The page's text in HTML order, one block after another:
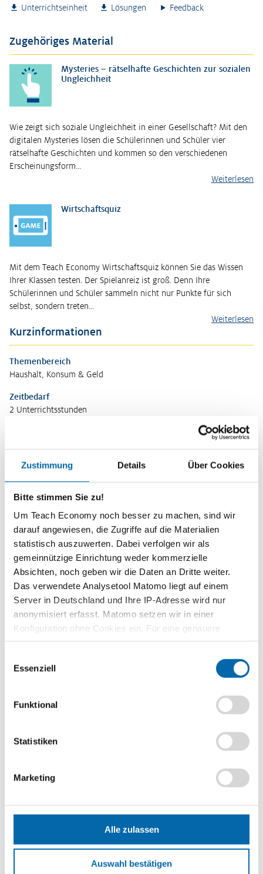
Zustimmung Details Über Cookies
Bitte stimmen Sie zu!
Um Teach Economy noch besser zu machen, sind wir
darauf angewiesen, die Zugriffe auf die Materialien
statistisch auszuwerten. Dabei verfolgen wir als
gemeinnützige Einrichtung weder kommerzielle
Absichten, noch geben wir die Daten an Dritte weiter.
Das verwendete Analysetool Matomo liegt auf einem
Server in Deutschland und Ihre IP-Adresse wird nur
anonymisiert erfasst. Matomo setzen wir in einer
Konfiguration ohne Cookies ein. Für eine genauere
Analyse bitte wir Sie, auch den optional wählbaren
Essenziell
Funktional
Statistiken
Marketing
Alle zulassen
Auswahl bestätigen
Unterrichtseinheit Lösungen Feedback
Zugehöriges Material
Mysteries – rätselhafte Geschichten zur sozialen
Ungleichheit
Wie zeigt sich soziale Ungleichheit in einer Gesellschaft? Mit den
digitalen Mysteries lösen die Schülerinnen und Schüler vier
rätselhafte Geschichten und kommen so den verschiedenen
Erscheinungsform…
Weiterlesen
Wirtschaftsquiz
Mit dem Teach Economy Wirtschaftsquiz können Sie das Wissen
Ihrer Klassen testen. Der Spielanreiz ist groß. Denn Ihre
Schülerinnen und Schüler sammeln nicht nur Punkte für sich
selbst, sondern treten…
Weiterlesen
Kurzinformationen
Themenbereich
Haushalt, Konsum & Geld
Zeitbedarf
2 Unterrichtsstunden
Vorwissen
Brutto – Netto, Haushaltsplan (erweitertes Niveau)
Kompetenzen
Die Schülerinnen und Schüler …
unterscheiden zwischen absoluter und relativer Armut.
erkennen die Erscheinungsformen sozialer Ungleichheit.
erarbeiten den Unterschied zwischen Einkommens- und
Vermögensungleichheit.
erörtern, wie soziale Ungleichheit bekämpft werden kann.
Methoden
Format
Schlagwörter
Reichtum
Vermögen,
2023
So könnte es weitergehen
Steuern – Was habe ich damit zu tun?